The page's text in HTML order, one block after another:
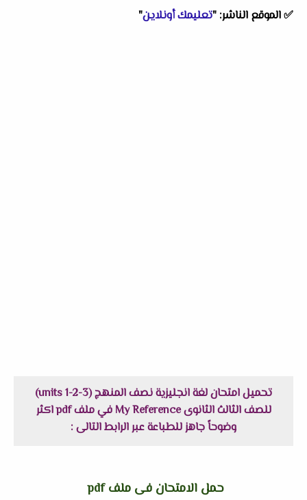
✅ الموقع الناشر: "تعليمك أونلاين"
تحميل امتحان لغة انجليزية نصف المنهج (units 1-2-3)
للصف الثالث الثانوى My Reference في ملف pdf اكثر
وضوحاً جاهز للطباعة عبر الرابط التالى :
حمل الامتحان فى ملف pdf